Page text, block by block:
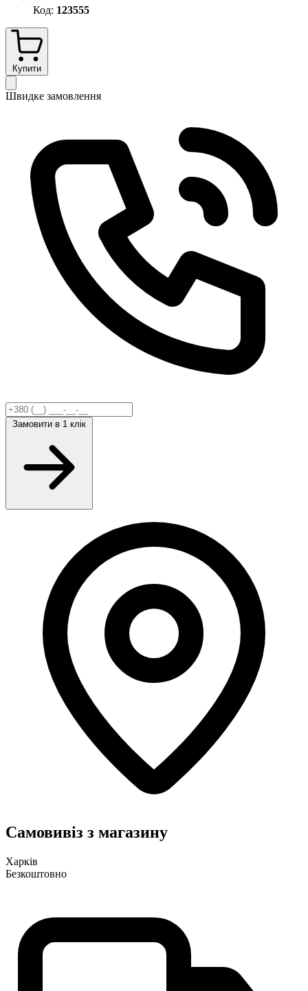
Код: 123555
Купити
Швидке замовлення
Замовити в 1 клік
Самовивіз з магазину
Харків
Безкоштовно